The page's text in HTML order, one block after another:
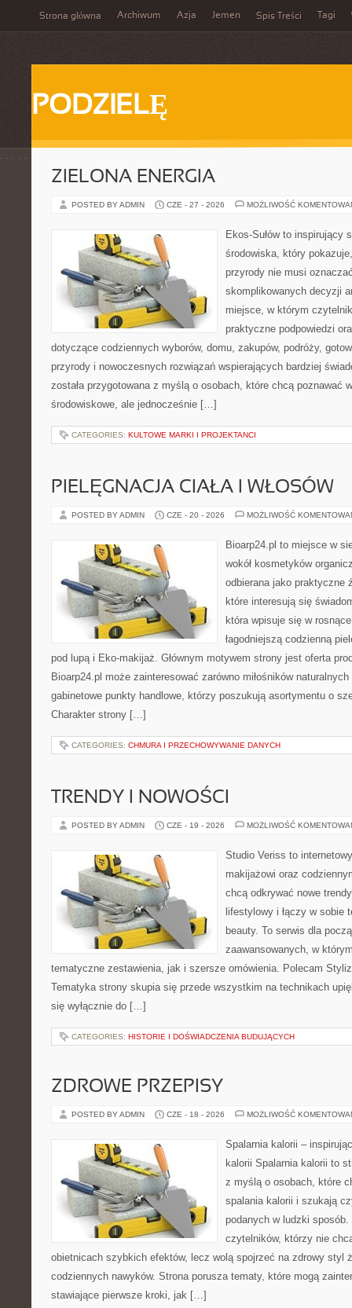
Strona główna Archiwum Azja Jemen Spis Treści Tagi
PODZIELĘ
ZIELONA ENERGIA
POSTED BY ADMIN CZE - 27 - 2026 MOŻLIWOŚĆ
Ekos-Sułów to inspirujący
środowiska, który
przyrody nie musi
skomplikowanych decyzji
miejsce, w którym
praktyczne podpowiedzi
dotyczące codziennych wyborów, domu, zakupów, podróży,
przyrody i nowoczesnych rozwiązań wspierających bardziej
została przygotowana z myślą o osobach, które chcą poznawać
środowiskowe, ale jednocześnie […]
CATEGORIES: KULTOWE MARKI I PROJEKTANCI
PIELĘGNACJA CIAŁA I WŁOSÓW
POSTED BY ADMIN CZE - 20 - 2026 MOŻLIWOŚĆ
Bioarp24.pl to miejsce w
wokół kosmetyków
odbierana jako praktyczne
które interesują się
która wpisuje się w
łagodniejszą codzienną
pod lupą i Eko-makijaż. Głównym motywem strony jest oferta
Bioarp24.pl może zainteresować zarówno miłośników
gabinetowe punkty handlowe, którzy poszukują asortymentu o
Charakter strony […]
CATEGORIES: CHMURA I PRZECHOWYWANIE DANYCH
TRENDY I NOWOŚCI
POSTED BY ADMIN CZE - 19 - 2026 MOŻLIWOŚĆ
Studio Veriss to
makijażowi oraz
chcą odkrywać nowe
lifestylowy i łączy w sobie
beauty. To serwis dla
zaawansowanych, w
tematyczne zestawienia, jak i szersze omówienia. Polecam
Tematyka strony skupia się przede wszystkim na technikach
się wyłącznie do […]
CATEGORIES: HISTORIE I DOŚWIADCZENIA BUDUJĄCYCH
ZDROWE PRZEPISY
POSTED BY ADMIN CZE - 18 - 2026 MOŻLIWOŚĆ
Spalarnia kalorii –
kalorii Spalarnia kalorii to
z myślą o osobach, które
spalania kalorii i szukają
podanych w ludzki sposób.
czytelników, którzy nie
obietnicach szybkich efektów, lecz wolą spojrzeć na zdrowy styl
codziennych nawyków. Strona porusza tematy, które mogą
stawiające pierwsze kroki, jak […]